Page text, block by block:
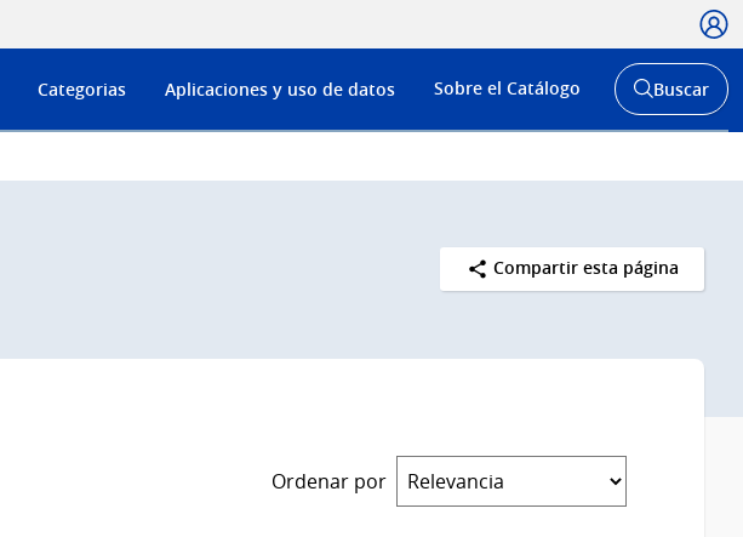
Menú
de
Categorias Aplicaciones y uso de datos Sobre el Catálogo
Abrir
buscador
Buscar
Compartir esta página
Ordenar por